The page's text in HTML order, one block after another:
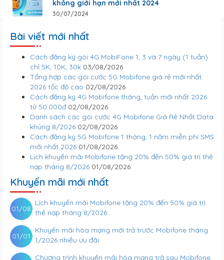
không giới hạn mới nhất 2024
30/07/2024
Bài viết mới nhất
Cách đăng ký gói 4G MobiFone 1, 3 và 7 ngày (1 tuần)
chỉ 5K, 10K, 30k 03/08/2026
Tổng hợp các gói cước 5G Mobifone giá rẻ mới nhất
2026 tốc độ cao 02/08/2026
Cách đăng ký 4G Mobifone tháng, tuần mới nhất 2026
từ 50.000đ 02/08/2026
Danh sách các gói cước 4G Mobifone Giá Rẻ Nhất Data
khủng 8/2026 02/08/2026
Cách đăng ký 5G Mobifone 1 tháng, 1 năm miễn phí SMS
mới nhất 2026 01/08/2026
Lịch khuyến mãi Mobifone tặng 20% đến 50% giá trị thẻ
nạp tháng 8/2026 01/08/2026
Khuyến mãi mới nhất
Lịch khuyến mãi Mobifone tặng 20% đến 50% giá trị
thẻ nạp tháng 8/2026
01/08
Khuyến mãi hòa mạng mới trả trước Mobifone tháng
1/2026 nhiều ưu đãi
01/01
Chương trình khuyến mãi hòa mạng trả sau Mobifone